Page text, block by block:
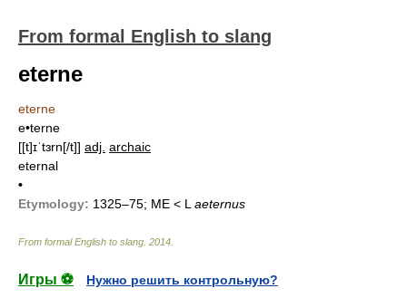
From formal English to slang
eterne
eterne
e•terne
[[t]ɪˈtɜrn[/t]] adj. archaic
eternal
•
Etymology: 1325–75; ME < L aeternus
From formal English to slang 2014
Игры ⚽
Нужно решить контрольную?